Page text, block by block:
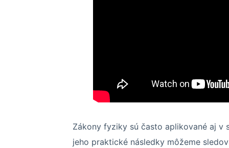
Zákony fyziky sú často aplikované aj v
jeho praktické následky môžeme